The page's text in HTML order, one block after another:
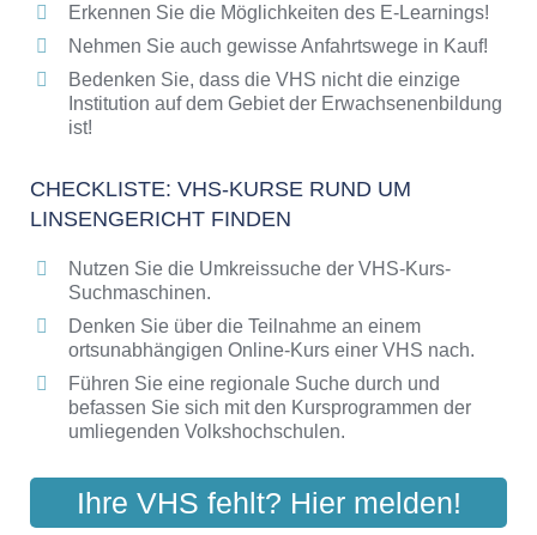
Bildungsangebote der VHS
Erkennen Sie die Möglichkeiten des E-Learnings!
Nehmen Sie auch gewisse Anfahrtswege in Kauf!
Bedenken Sie, dass die VHS nicht die einzige
Institution auf dem Gebiet der Erwachsenenbildung
ist!
CHECKLISTE: VHS-KURSE RUND UM
LINSENGERICHT FINDEN
Nutzen Sie die Umkreissuche der VHS-Kurs-
Suchmaschinen.
Denken Sie über die Teilnahme an einem
ortsunabhängigen Online-Kurs einer VHS nach.
Führen Sie eine regionale Suche durch und
befassen Sie sich mit den Kursprogrammen der
umliegenden Volkshochschulen.
Ihre VHS fehlt? Hier melden!